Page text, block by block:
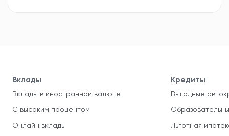
Вклады
Вклады в иностранной валюте
С высоким процентом
Онлайн вклады
Кредиты
Выгодные
Льготная